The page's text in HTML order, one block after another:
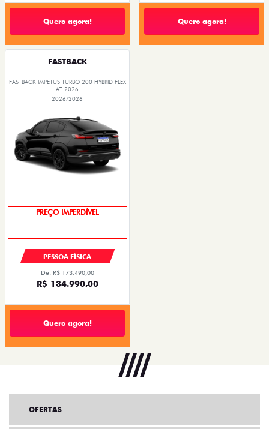
Quero agora! Quero agora!
FASTBACK
FASTBACK IMPETUS TURBO 200 HYBRID FLEX
AT 2026
2026/2026
PREÇO IMPERDÍVEL
PESSOA FÍSICA
De: R$ 173.490,00
R$ 134.990,00
Quero agora!
OFERTAS